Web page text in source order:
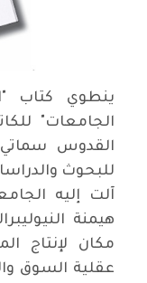
ينطوي كتاب
الجامعات"
القدوس
للبحوث
آلت إليه
هيمنة
مكان لإنتاج
عقلية السوق